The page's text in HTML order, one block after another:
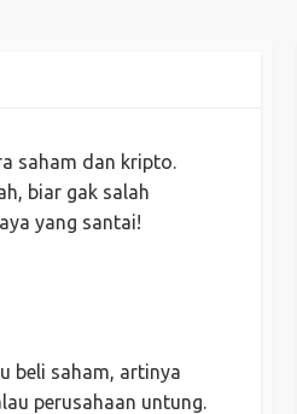
saham dan kripto.
biar gak salah
yang santai!
beli saham, artinya
perusahaan untung.